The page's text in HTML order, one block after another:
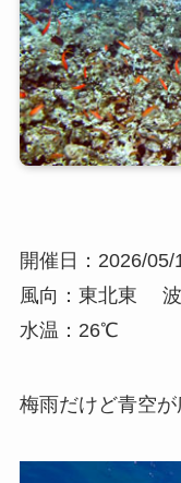
開催日：2026/
風向：東北東
水温：26℃
梅雨だけど青空